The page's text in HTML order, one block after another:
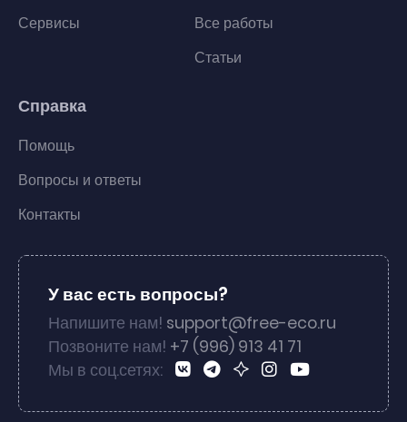
Сервисы
Все работы
Статьи
Справка
Помощь
Вопросы и ответы
Контакты
У вас есть вопросы?
Напишите нам! support@free-eco.ru
Позвоните нам! +7 (996) 913 41 71
Мы в соц.сетях: